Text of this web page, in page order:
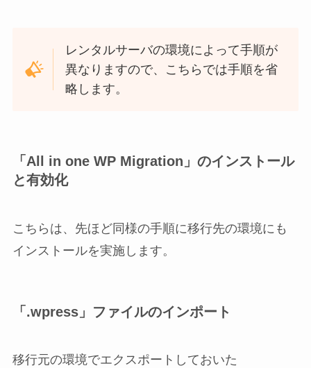
レンタルサーバの環境によって手順が
異なりますので、こちらでは手順を省
略します。
「All in one WP Migration」のインストール
と有効化
こちらは、先ほど同様の手順に移行先の環境にも
インストールを実施します。
「.wpress」ファイルのインポート
移行元の環境でエクスポートしておいた